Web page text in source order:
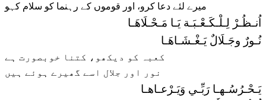
میرے لئے دعا کرو، اور قوموں کے رہنما کو سلام کہو
اُنـظُـرْ لِـلْـكَـعْـبَـة يَـا مَـحْـلَاهَـا
نُـورٌ وجَـلَالٌ يَـغْـشَـاهَـا
کعبہ کو دیکھو، کتنا خوبصورت ہے
نور اور جلال اسے گھیرے ہوئے ہیں
يَـحْـرُسُـهـا رَبِّـي وَيَـرْعـاهـا